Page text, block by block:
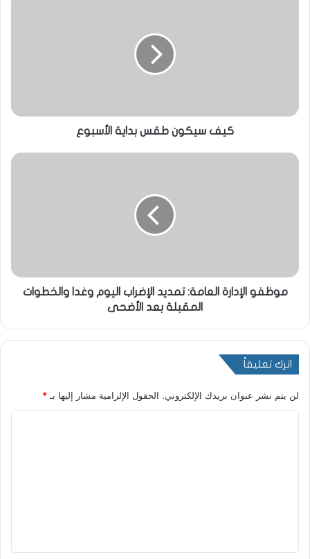
كيف سيكون طقس بداية الأسبوع
موظفو الإدارة العامة: تمديد الإضراب اليوم وغدا والخطوات
المقبلة بعد الأضحى
اترك تعليقاً
لن يتم نشر عنوان بريدك الإلكتروني. الحقول الإلزامية مشار إليها بـ *